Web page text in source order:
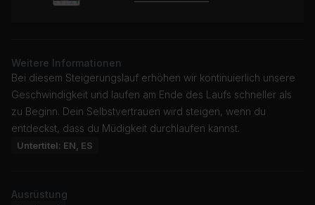
Weitere Informationen
Bei diesem Steigerungslauf erhöhen wir kontinuierlich unsere
Geschwindigkeit und laufen am Ende des Laufs schneller als
zu Beginn. Dein Selbstvertrauen wird steigen, wenn du
entdeckst, dass du Müdigkeit durchlaufen kannst.
Untertitel: EN, ES
Ausrüstung